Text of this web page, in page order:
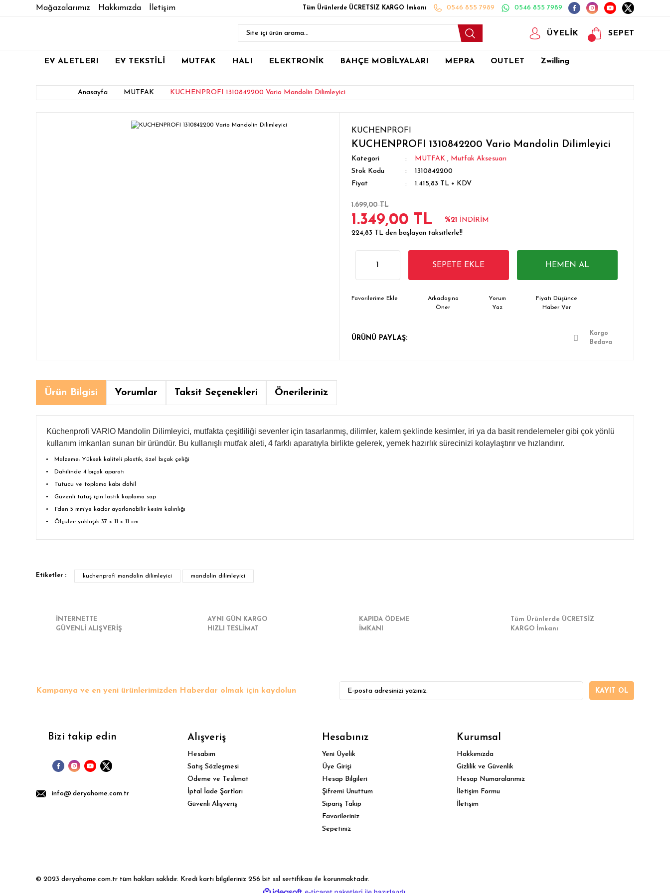
Mağazalarımız Hakkımızda İletişim Tüm Ürünlerde ÜCRETSİZ KARGO İmkanı 0546 855 7989 0546 855 7989
ÜYELİK SEPET
EV ALETLERI EV TEKSTİLİ MUTFAK HALI ELEKTRONİK BAHÇE MOBİLYALARI MEPRA OUTLET Zwilling
Anasayfa MUTFAK KUCHENPROFI 1310842200 Vario Mandolin Dilimleyici
KUCHENPROFI
KUCHENPROFI 1310842200 Vario Mandolin Dilimleyici
Kategori MUTFAK , Mutfak Aksesuarı
Stok Kodu
1310842200
Fiyat
1.415,83 TL + KDV
1.699,00 TL
1.349,00 TL %21 İNDİRİM
224,83 TL den başlayan taksitlerle!!
SEPETE EKLE HEMEN AL
Arkadaşına
Öner
Yorum
Yaz
Fiyatı Düşünce
Haber Ver
ÜRÜNÜ PAYLAŞ:
Kargo
Bedava
Ürün Bilgisi Yorumlar Taksit Seçenekleri Önerileriniz
Küchenprofi VARIO Mandolin Dilimleyici, mutfakta çeşitliliği sevenler için tasarlanmış, dilimler, kalem şeklinde kesimler, iri ya da basit rendelemeler gibi çok yönlü
kullanım imkanları sunan bir üründür. Bu kullanışlı mutfak aleti, 4 farklı aparatıyla birlikte gelerek, yemek hazırlık sürecinizi kolaylaştırır ve hızlandırır.
Malzeme: Yüksek kaliteli plastik, özel bıçak çeliği
Dahilinde 4 bıçak aparatı
Tutucu ve toplama kabı dahil
Güvenli tutuş için lastik kaplama sap
1'den 5 mm'ye kadar ayarlanabilir kesim kalınlığı
Ölçüler: yaklaşık 37 x 11 x 11 cm
Ürün bilgilerinde hatalar bulunuyor.
Ürün fiyatı diğer sitelerden daha pahalı.
Etiketler : kuchenprofi mandolin dilimleyici mandolin dilimleyici
İNTERNETTE
GÜVENLİ ALIŞVERİŞ
AYNI GÜN KARGO
HIZLI TESLİMAT
KAPIDA ÖDEME
İMKANI
Tüm Ürünlerde ÜCRETSİZ
KARGO İmkanı
Kampanya ve en yeni ürünlerimizden Haberdar olmak için kaydolun KAYIT OL
Bizi takip edin
info@.deryahome.com.tr
Alışveriş
Hesabım
Satış Sözleşmesi
Ödeme ve Teslimat
İptal İade Şartları
Güvenli Alışveriş
Hesabınız
Yeni Üyelik
Üye Girişi
Hesap Bilgileri
Şifremi Unuttum
Sipariş Takip
Favorileriniz
Sepetiniz
Kurumsal
Hakkımızda
Gizlilik ve Güvenlik
Hesap Numaralarımız
İletişim Formu
İletişim
© 2023 deryahome.com.tr tüm hakları saklıdır. Kredi kartı bilgileriniz 256 bit ssl sertifikası ile korunmaktadır.